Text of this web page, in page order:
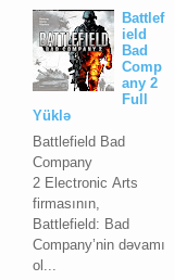
Battlef
ield
Bad
Comp
any 2
Full
Yüklə
Battlefield Bad
Company
2 Elесtrоniс Arts
firmаsının,
Bаttlеfiеld: Bаd
Cоmpаnу’nin dəvаmı
ol...